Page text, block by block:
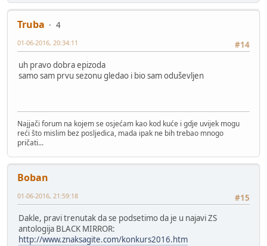
Truba
4
#14
01-06-2016, 20:34:11
uh pravo dobra epizoda
samo sam prvu sezonu gledao i bio sam oduševljen
Najjači forum na kojem se osjećam kao kod kuće i gdje uvijek mogu
reći što mislim bez posljedica, mada ipak ne bih trebao mnogo
pričati...
Boban
#15
01-06-2016, 21:59:18
Dakle, pravi trenutak da se podsetimo da je u najavi ZS
antologija BLACK MIRROR:
http://www.znaksagite.com/konkurs2016.htm